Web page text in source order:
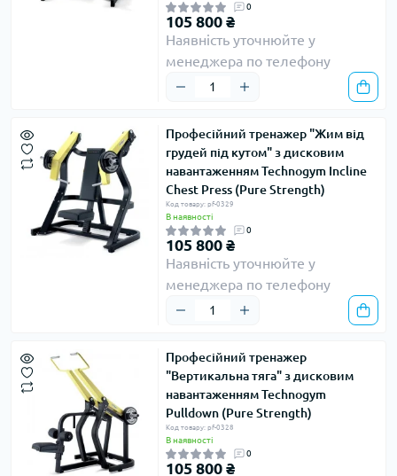
0
105 800 ₴
Наявність уточнюйте у
менеджера по телефону
Професійний тренажер "Жим від
грудей під кутом" з дисковим
навантаженням Technogym Incline
Chest Press (Pure Strength)
Код товару: pf-0329
В наявності
0
105 800 ₴
Наявність уточнюйте у
менеджера по телефону
Професійний тренажер
"Вертикальна тяга" з дисковим
навантаженням Technogym
Pulldown (Pure Strength)
Код товару: pf-0328
В наявності
0
105 800 ₴